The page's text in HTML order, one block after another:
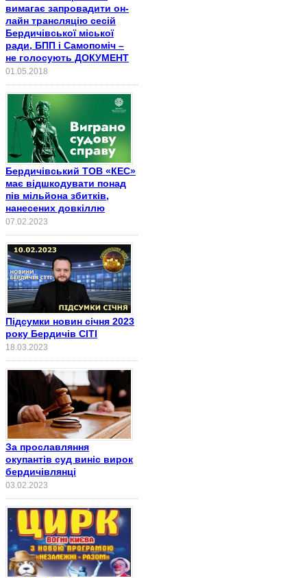
вимагає запровадити он-
лайн трансляцію сесій
Бердичівської міської
ради, БПП і Самопоміч –
не голосують ДОКУМЕНТ
01.05.2018
Бердичівський ТОВ «КЕС»
має відшкодувати понад
пів мільйона збитків,
нанесених довкіллю
07.02.2023
Підсумки новин січня 2023
року Бердичів СІТІ
18.03.2023
За прославляння
окупантів суд виніс вирок
бердичівлянці
03.02.2023